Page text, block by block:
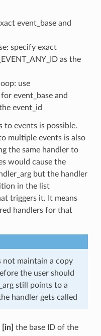
event_base and
specify exact
as the
use
for event_base and
event_id
to events is possible.
multiple events is also
the same handler to
would cause the
but the handler
in the list
triggers it. It means
handlers for that
not maintain a copy
the user should
still points to a
handler gets called
[in] the base ID of the